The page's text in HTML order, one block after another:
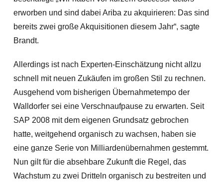
erworben und sind dabei Ariba zu akquirieren: Das sind
bereits zwei große Akquisitionen diesem Jahr“, sagte
Brandt.
Allerdings ist nach Experten-Einschätzung nicht allzu
schnell mit neuen Zukäufen im großen Stil zu rechnen.
Ausgehend vom bisherigen Übernahmetempo der
Walldorfer sei eine Verschnaufpause zu erwarten. Seit
SAP 2008 mit dem eigenen Grundsatz gebrochen
hatte, weitgehend organisch zu wachsen, haben sie
eine ganze Serie von Milliardenübernahmen gestemmt.
Nun gilt für die absehbare Zukunft die Regel, das
Wachstum zu zwei Dritteln organisch zu bestreiten und